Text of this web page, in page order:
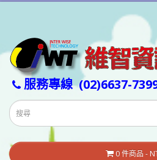
服務專線(02)6637-
0 件商品 -